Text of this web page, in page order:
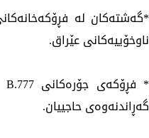
*گه‌شته‌كان له‌
ناوخۆییه‌كانی عێراق.
گه‌ڕاندنه‌وه‌ی حاجییان.